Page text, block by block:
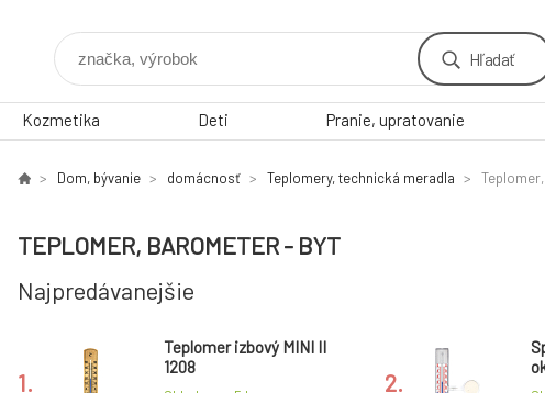
Hľadať
Kozmetika Deti Pranie, upratovanie
Dom, bývanie domácnosť Teplomery, technická meradla
TEPLOMER, BAROMETER - BYT
Najpredávanejšie
1.
Teplomer izbový MINI II
1208
2.